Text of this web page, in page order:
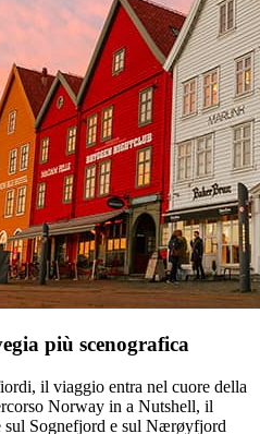
più scenografica
il viaggio entra nel cuore della
Norway in a Nutshell, il
sul Sognefjord e sul Nærøyfjord